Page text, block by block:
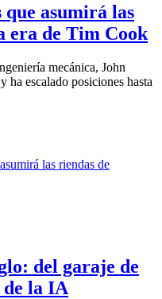
que asumirá las
era de Tim Cook
mecánica, John
ha escalado posiciones hasta
del garaje de
de la IA